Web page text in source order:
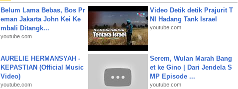
Belum Lama Bebas, Bos Pr
eman Jakarta John Kei Ke
mbali Ditangk...
youtube.com
Video Detik detik Prajurit T
NI Hadang Tank Israel
youtube.com
AURELIE HERMANSYAH -
KEPASTIAN (Official Music
Video)
youtube.com
Serem, Wulan Marah Bang
et ke Gino | Dari Jendela S
MP Episode ...
youtube.com